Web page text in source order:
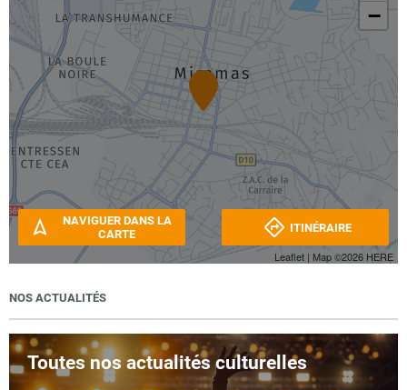
−
Leaflet | Map ©2026 HERE
NAVIGUER DANS LA
CARTE
ITINÉRAIRE
NOS ACTUALITÉS
Toutes nos actualités culturelles